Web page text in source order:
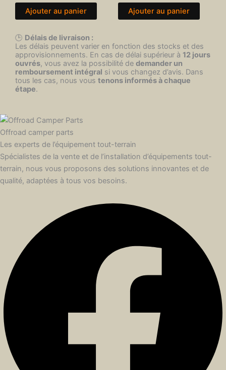
Ajouter au panier Ajouter au panier
🕒 Délais de livraison :
Les délais peuvent varier en fonction des stocks et des
approvisionnements. En cas de délai supérieur à 12 jours
ouvrés, vous avez la possibilité de demander un
remboursement intégral si vous changez d’avis. Dans
tous les cas, nous vous tenons informés à chaque
étape.
Offroad camper parts
Les experts de l’équipement tout-terrain
Spécialistes de la vente et de l’installation d’équipements tout-
terrain, nous vous proposons des solutions innovantes et de
qualité, adaptées à tous vos besoins.